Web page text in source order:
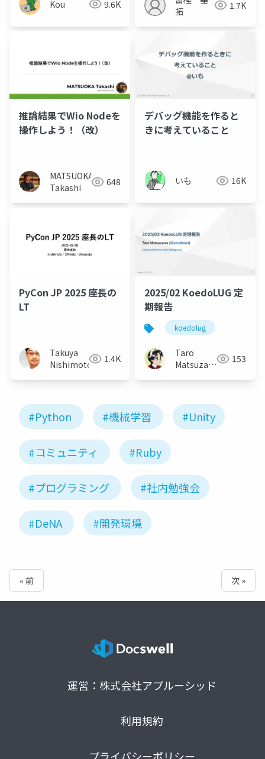
Kou 9.6K
拓
1.7K
推論結果でWio Nodeを
操作しよう！（改）
MATSUOKA
Takashi
648
デバッグ機能を作ると
きに考えていること
いも 16K
PyCon JP 2025 座長の
LT
Takuya
Nishimoto
1.4K
2025/02 KoedoLUG 定
期報告
koedolug
Taro
Matsuzawa
153
#Python #機械学習 #Unity
#コミュニティ #Ruby
#プログラミング #社内勉強会
#DeNA #開発環境
« 前 次 »
運営：株式会社アプルーシッド
利用規約